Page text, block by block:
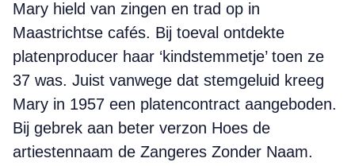
Mary hield van zingen en trad op in
Maastrichtse cafés. Bij toeval ontdekte
platenproducer haar ‘kindstemmetje’ toen ze
37 was. Juist vanwege dat stemgeluid kreeg
Mary in 1957 een platencontract aangeboden.
Bij gebrek aan beter verzon Hoes de
artiestennaam de Zangeres Zonder Naam.